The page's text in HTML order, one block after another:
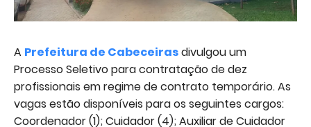
A Prefeitura de Cabeceirasdivulgou um
Processo Seletivo para contratação de dez
profissionais em regime de contrato temporário. As
vagas estão disponíveis para os seguintes cargos:
Coordenador (1); Cuidador (4); Auxiliar de Cuidador